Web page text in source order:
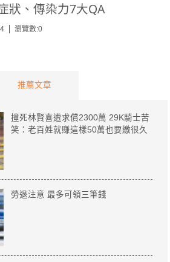
狀、傳染力7大QA
瀏覽數:0
推薦文章
撞死林賢喜遭求償2300萬 29K騎士苦
笑：老百姓就賺這樣50萬也要繳很久
勞退注意 最多可領三筆錢